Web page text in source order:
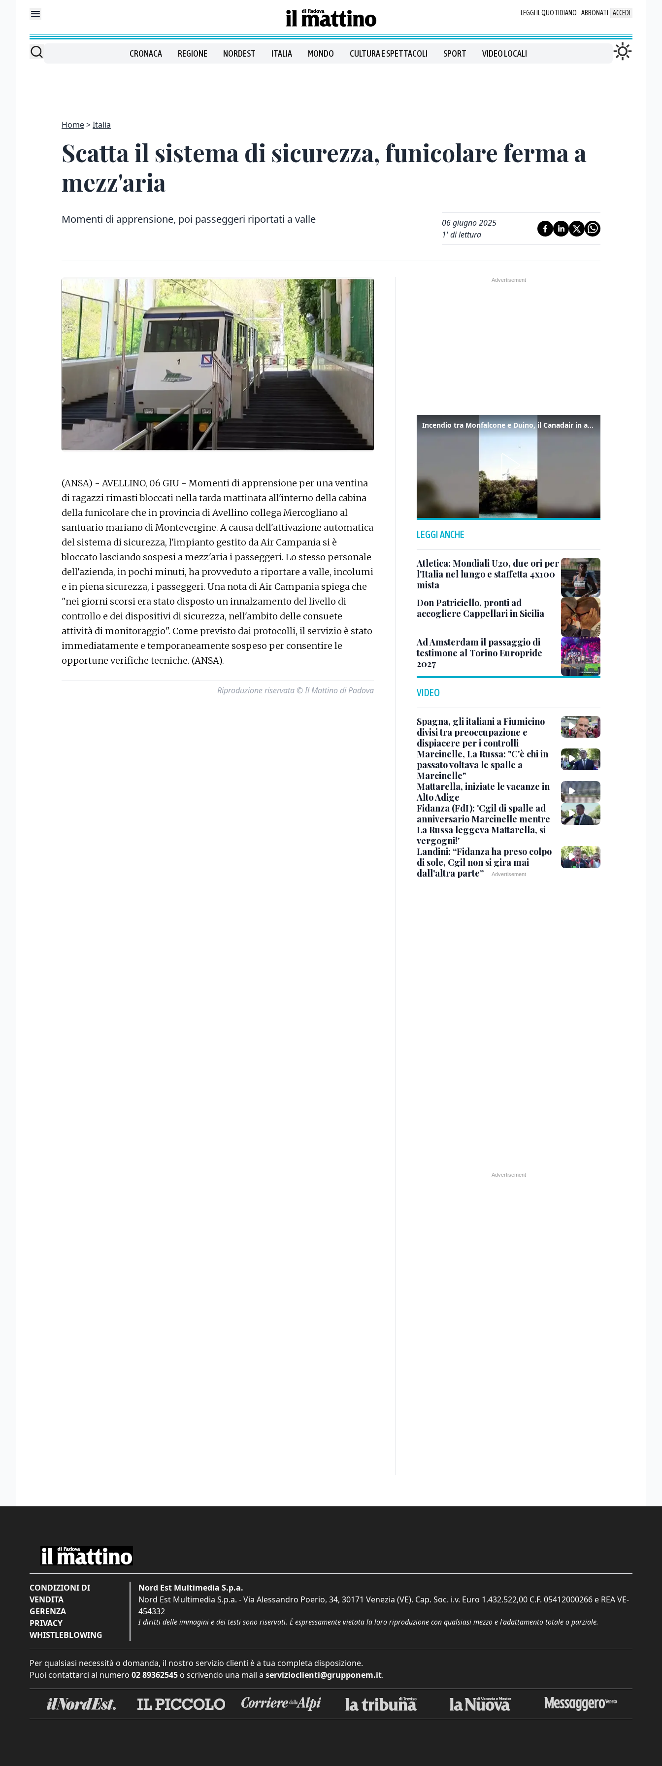
LEGGI IL QUOTIDIANO ABBONATI ACCEDI
CRONACA REGIONE NORDEST ITALIA MONDO CULTURA E SPETTACOLI SPORT VIDEO LOCALI
Home Italia
Scatta il sistema di sicurezza, funicolare ferma a
mezz'aria
Momenti di apprensione, poi passeggeri riportati a valle
06 giugno 2025
1' di lettura
(ANSA) - AVELLINO, 06 GIU - Momenti di apprensione per una ventina
di ragazzi rimasti bloccati nella tarda mattinata all'interno della cabina
della funicolare che in provincia di Avellino collega Mercogliano al
santuario mariano di Montevergine. A causa dell'attivazione automatica
del sistema di sicurezza, l'impianto gestito da Air Campania si è
bloccato lasciando sospesi a mezz'aria i passeggeri. Lo stesso personale
dell'azienda, in pochi minuti, ha provveduto a riportare a valle, incolumi
e in piena sicurezza, i passeggeri. Una nota di Air Campania spiega che
"nei giorni scorsi era stato disposto un innalzamento del livello di
controllo e dei dispositivi di sicurezza, nell'ambito delle consuete
attività di monitoraggio". Come previsto dai protocolli, il servizio è stato
immediatamente e temporaneamente sospeso per consentire le
opportune verifiche tecniche. (ANSA).
Riproduzione riservata © Il Mattino di Padova
Incendio tra Monfalcone e Duino, il Canadair in azione per fermare le fiamme sul fronte dell’A4
LEGGI ANCHE
Atletica: Mondiali U20, due ori per
l'Italia nel lungo e staffetta 4x100
mista
Don Patriciello, pronti ad
accogliere Cappellari in Sicilia
Ad Amsterdam il passaggio di
testimone al Torino Europride
2027
VIDEO
Spagna, gli italiani a Fiumicino
divisi tra preoccupazione e
dispiacere per i controlli
Marcinelle, La Russa: "C'è chi in
passato voltava le spalle a
Marcinelle"
Mattarella, iniziate le vacanze in
Alto Adige
Fidanza (FdI): 'Cgil di spalle ad
anniversario Marcinelle mentre
La Russa leggeva Mattarella, si
vergogni!'
Landini: “Fidanza ha preso colpo
di sole, Cgil non si gira mai
dall'altra parte”
CONDIZIONI DI
VENDITA
GERENZA
PRIVACY
WHISTLEBLOWING
Nord Est Multimedia S.p.a.
Nord Est Multimedia S.p.a. - Via Alessandro Poerio, 34, 30171 Venezia (VE). Cap. Soc. i.v. Euro 1.432.522,00 C.F. 05412000266 e REA VE-
454332
I diritti delle immagini e dei testi sono riservati. È espressamente vietata la loro riproduzione con qualsiasi mezzo e l'adattamento totale o parziale.
Per qualsiasi necessità o domanda, il nostro servizio clienti è a tua completa disposizione.
Puoi contattarci al numero 02 89362545 o scrivendo una mail a servizioclienti@grupponem.it.